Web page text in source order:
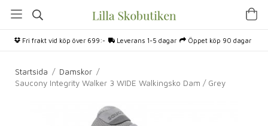
Fri frakt vid köp över 699:- Leverans 1-5 dagar Öppet köp 90 dagar
Startsida / Damskor /
Saucony Integrity Walker 3 WIDE Walkingsko Dam / Grey